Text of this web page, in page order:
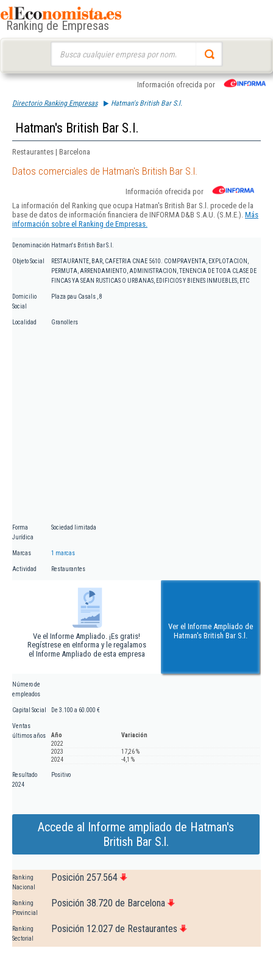
Ranking de Empresas
Información ofrecida por
Directorio Ranking Empresas Hatman's British Bar S.l.
Hatman's British Bar S.l.
Restaurantes | Barcelona
Datos comerciales de Hatman's British Bar S.l.
Información ofrecida por
La información del Ranking que ocupa Hatman's British Bar S.l. procede de la
base de datos de información financiera de INFORMA D&B S.A.U. (S.M.E.). Más
información sobre el Ranking de Empresas.
Denominación Hatman's British Bar S.l.
Objeto Social
RESTAURANTE, BAR, CAFETRIA CNAE 5610. COMPRAVENTA, EXPLOTACION,
PERMUTA, ARRENDAMIENTO, ADMINISTRACION, TENENCIA DE TODA CLASE DE
FINCAS YA SEAN RUSTICAS O URBANAS, EDIFICIOS Y BIENES INMUEBLES, ETC
Domicilio
Social
Plaza pau Casals , 8
Localidad Granollers
Forma
Jurídica
Sociedad limitada
Marcas 1 marcas
Actividad Restaurantes
Ve el Informe Ampliado. ¡Es gratis!
Regístrese en eInforma y le regalamos
el Informe Ampliado de esta empresa
Ver el Informe Ampliado de
Hatman's British Bar S.l.
Número de
empleados
Capital Social De 3.100 a 60.000 €
Ventas
últimos años
Año
Variación
2022
2023
17,26 %
2024
-4,1 %
Resultado
2024
Positivo
Accede al Informe ampliado de Hatman's
British Bar S.l.
Ranking
Nacional
Posición 257.564
Ranking
Provincial
Posición 38.720 de Barcelona
Ranking
Sectorial
Posición 12.027 de Restaurantes